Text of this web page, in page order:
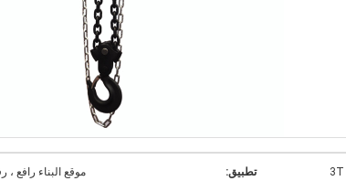
تطبيق: موقع البناء رافع